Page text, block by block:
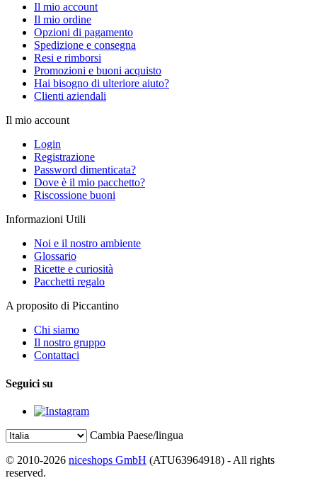
Il mio account
Il mio ordine
Opzioni di pagamento
Spedizione e consegna
Resi e rimborsi
Promozioni e buoni acquisto
Hai bisogno di ulteriore aiuto?
Clienti aziendali
Il mio account
Login
Registrazione
Password dimenticata?
Dove è il mio pacchetto?
Riscossione buoni
Informazioni Utili
Noi e il nostro ambiente
Glossario
Ricette e curiosità
Pacchetti regalo
A proposito di Piccantino
Chi siamo
Il nostro gruppo
Contattaci
Seguici su
Cambia Paese/lingua
© 2010-2026 niceshops GmbH (ATU63964918) - All rights
reserved.